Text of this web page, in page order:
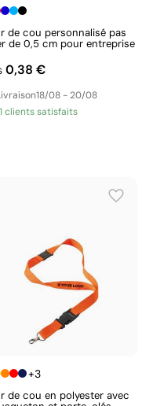
de cou personnalisé pas
de 0,5 cm pour entreprise
0,38 €
18/08 - 20/08
clients satisfaits
+3
de cou en polyester avec